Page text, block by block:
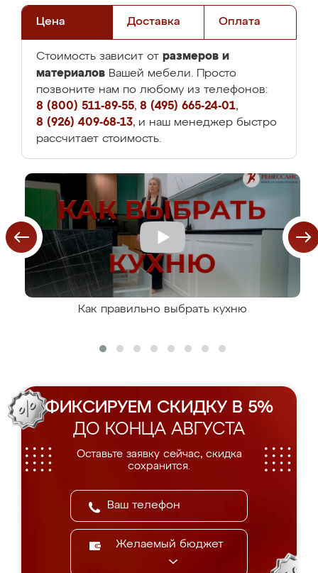
Цена Доставка Оплата
Стоимость зависит от размеров и
материалов Вашей мебели. Просто
позвоните нам по любому из телефонов:
8 (800) 511-89-55, 8 (495) 665-24-01,
8 (926) 409-68-13, и наш менеджер быстро
рассчитает стоимость.
Как правильно выбрать кухню
ФИКСИРУЕМ СКИДКУ В 5%
ДО КОНЦА АВГУСТА
Оставьте заявку сейчас, скидка
сохранится.
Желаемый бюджет